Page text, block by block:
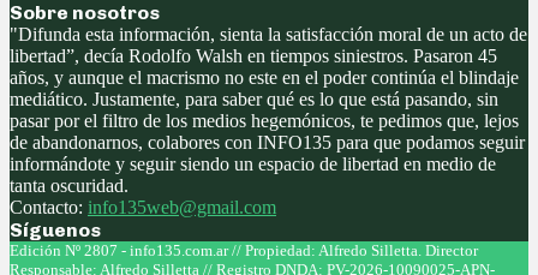
Sobre nosotros
"Difunda esta información, sienta la satisfacción moral de un acto de
libertad”, decía Rodolfo Walsh en tiempos siniestros. Pasaron 45
años, y aunque el macrismo no este en el poder continúa el blindaje
mediático. Justamente, para saber qué es lo que está pasando, sin
pasar por el filtro de los medios hegemónicos, te pedimos que, lejos
de abandonarnos, colabores con INFO135 para que podamos seguir
informándote y seguir siendo un espacio de libertad en medio de
tanta oscuridad.
Contacto: info135web@gmail.com
Síguenos
Facebook
Twitter
Instagram
Youtube
Edición Nº 2807 - info135.com.ar // Propiedad: Alfredo Silletta. Director
Responsable: Alfredo Silletta // Registro DNDA: PV-2026-10090025-APN-